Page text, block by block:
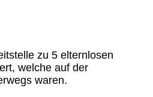
zu 5 elternlosen
welche auf der
waren.